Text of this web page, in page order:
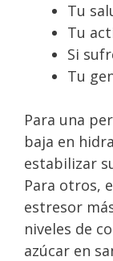
Tu
Tu
Si
Tu
Para una
baja en
estabilizar
Para otros,
estresor
niveles de
azúcar en